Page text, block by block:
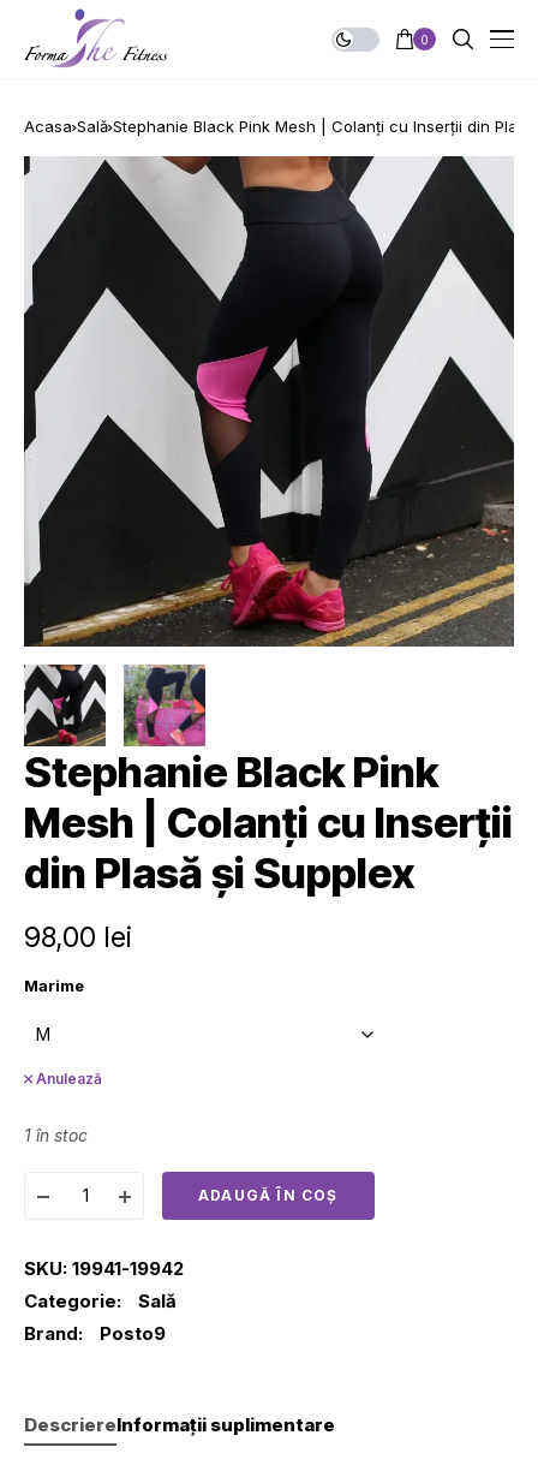
0
Acasa Sală Stephanie Black Pink Mesh | Colanți cu Inserții din
Stephanie Black Pink
Mesh | Colanți cu Inserții
din Plasă și Supplex
98,00 lei
Marime
Anulează
1 în stoc
ADAUGĂ ÎN COȘ
SKU: 19941-19942
Categorie:
Sală
Brand:
Posto9
DescriereInformații suplimentare